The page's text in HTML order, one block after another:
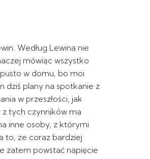
Według Lewina nie
mówiąc wszystko
w domu, bo moi
dziś plany na spotkanie z
w przeszłości, jak
z tych czynników ma
inne osoby, z którymi
to, że coraz bardziej
zatem powstać napięcie